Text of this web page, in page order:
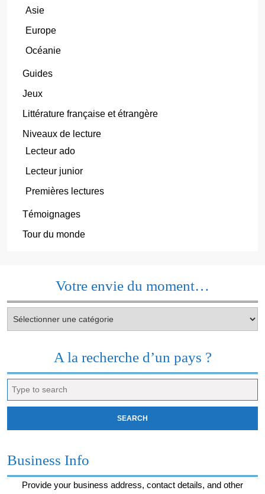
Asie
Europe
Océanie
Guides
Jeux
Littérature française et étrangère
Niveaux de lecture
Lecteur ado
Lecteur junior
Premières lectures
Témoignages
Tour du monde
Votre envie du moment…
envie
A la recherche d’un pays ?
for:
Business Info
Provide your business address, contact details, and other